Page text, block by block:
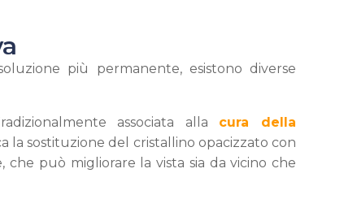
più permanente, esistono diverse
associata alla cura della
la sostituzione del cristallino opacizzato con
può migliorare la vista sia da vicino che